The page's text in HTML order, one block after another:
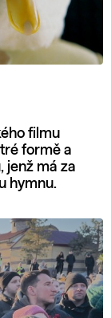
filmu
formě a
jenž má za
hymnu.